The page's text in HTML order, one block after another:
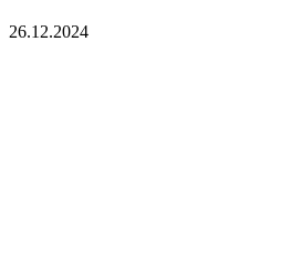
26.12.2024